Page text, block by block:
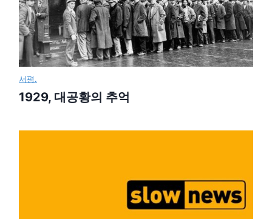
서평.
1929, 대공황의 추억